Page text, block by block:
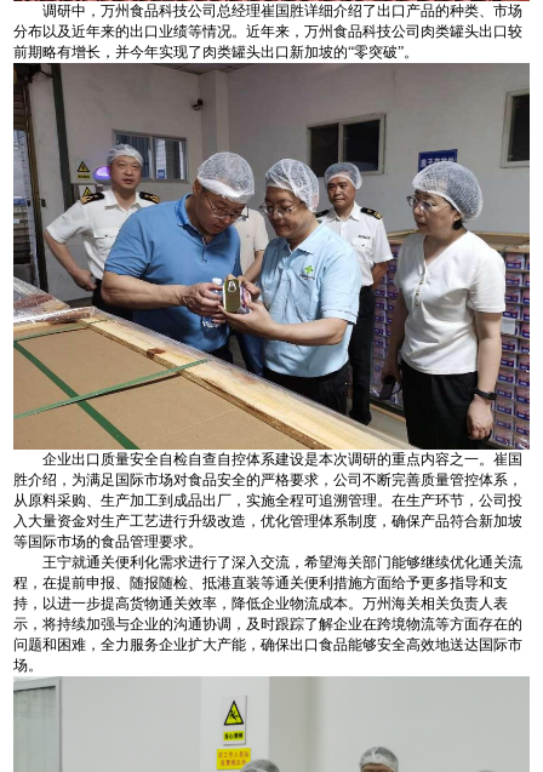
调研中，万州食品科技公司总经理崔国胜详细介绍了出口产品的种类、市场
分布以及近年来的出口业绩等情况。近年来，万州食品科技公司肉类罐头出口较
前期略有增长，并今年实现了肉类罐头出口新加坡的“零突破”。
企业出口质量安全自检自查自控体系建设是本次调研的重点内容之一。崔国
胜介绍，为满足国际市场对食品安全的严格要求，公司不断完善质量管控体系，
从原料采购、生产加工到成品出厂，实施全程可追溯管理。在生产环节，公司投
入大量资金对生产工艺进行升级改造，优化管理体系制度，确保产品符合新加坡
等国际市场的食品管理要求。
王宁就通关便利化需求进行了深入交流，希望海关部门能够继续优化通关流
程，在提前申报、随报随检、抵港直装等通关便利措施方面给予更多指导和支
持，以进一步提高货物通关效率，降低企业物流成本。万州海关相关负责人表
示，将持续加强与企业的沟通协调，及时跟踪了解企业在跨境物流等方面存在的
问题和困难，全力服务企业扩大产能，确保出口食品能够安全高效地送达国际市
场。